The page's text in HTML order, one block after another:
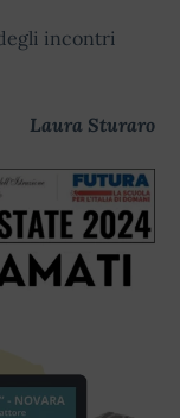
incontri
Laura Sturaro